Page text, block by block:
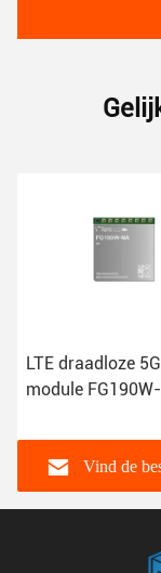
LTE draadloze
module
GSM Gprs-
Vind de